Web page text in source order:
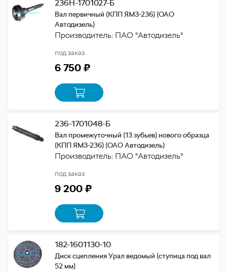
236Н-1701027-Б
Вал первичный (КПП ЯМЗ-236) (ОАО
Автодизель)
Производитель: ПАО "Автодизель"
под заказ
6 750 ₽
236-1701048-Б
Вал промежуточный (13 зубьев) нового образца
(КПП ЯМЗ-236) (ОАО Автодизель)
Производитель: ПАО "Автодизель"
под заказ
9 200 ₽
182-1601130-10
Диск сцепления Урал ведомый (ступица под вал
52 мм)